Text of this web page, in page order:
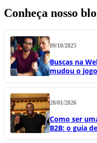
Conheça nosso
09/10/2025
Buscas na
mudou o
20/01/2026
Como ser
B2B: o guia